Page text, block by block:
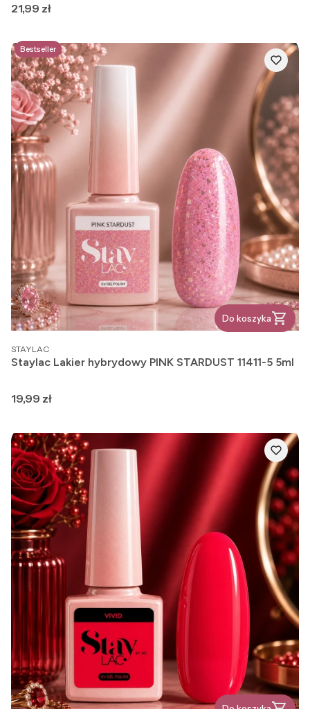
Cena
21,99 zł
Bestseller
Do koszyka
PRODUCENT
STAYLAC
Staylac Lakier hybrydowy PINK STARDUST 11411-5 5ml
Cena
19,99 zł